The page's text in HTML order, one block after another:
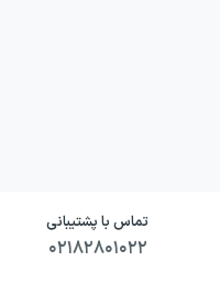
تماس با پشتیبانی
۰۲۱۸۲۸۰۱۰۲۲